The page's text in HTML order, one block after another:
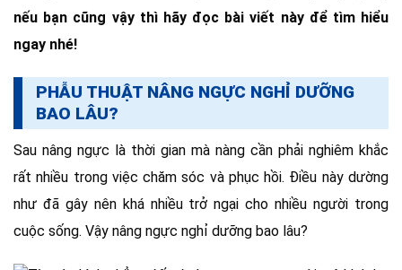
nếu bạn cũng vậy thì hãy đọc bài viết này để tìm hiểu
ngay nhé!
PHẪU THUẬT NÂNG NGỰC NGHỈ DƯỠNG
BAO LÂU?
Sau nâng ngực là thời gian mà nàng cần phải nghiêm khắc
rất nhiều trong việc chăm sóc và phục hồi. Điều này dường
như đã gây nên khá nhiều trở ngại cho nhiều người trong
cuộc sống. Vậy nâng ngực nghỉ dưỡng bao lâu?